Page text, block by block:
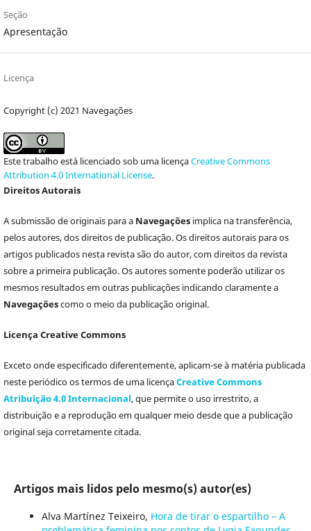
Seção
Apresentação
Licença
Copyright (c) 2021 Navegações
Este trabalho está licenciado sob uma licençaCreative Commons
Attribution 4.0 International License.
Direitos Autorais
A submissão de originais para a Navegaçõesimplica na transferência,
pelos autores, dos direitos de publicação. Os direitos autorais para os
artigos publicados nesta revista são do autor, com direitos da revista
sobre a primeira publicação. Os autores somente poderão utilizar os
mesmos resultados em outras publicações indicando claramente a
Navegaçõescomo o meio da publicação original.
Licença Creative Commons
Exceto onde especificado diferentemente, aplicam-se à matéria publicada
neste periódico os termos de uma licençaCreative Commons
Atribuição 4.0 Internacional, que permite o uso irrestrito, a
distribuição e a reprodução em qualquer meio desde que a publicação
original seja corretamente citada.
Artigos mais lidos pelo mesmo(s) autor(es)
Alva Martínez Teixeiro, Hora de tirar o espartilho – A